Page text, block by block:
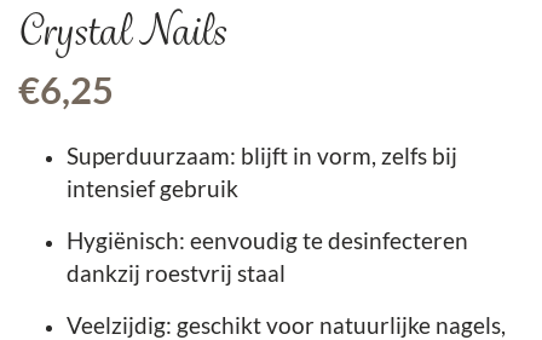
Crystal Nails
€6,25
Superduurzaam: blijft in vorm, zelfs bij
intensief gebruik
Hygiënisch: eenvoudig te desinfecteren
dankzij roestvrij staal
Veelzijdig: geschikt voor natuurlijke nagels,